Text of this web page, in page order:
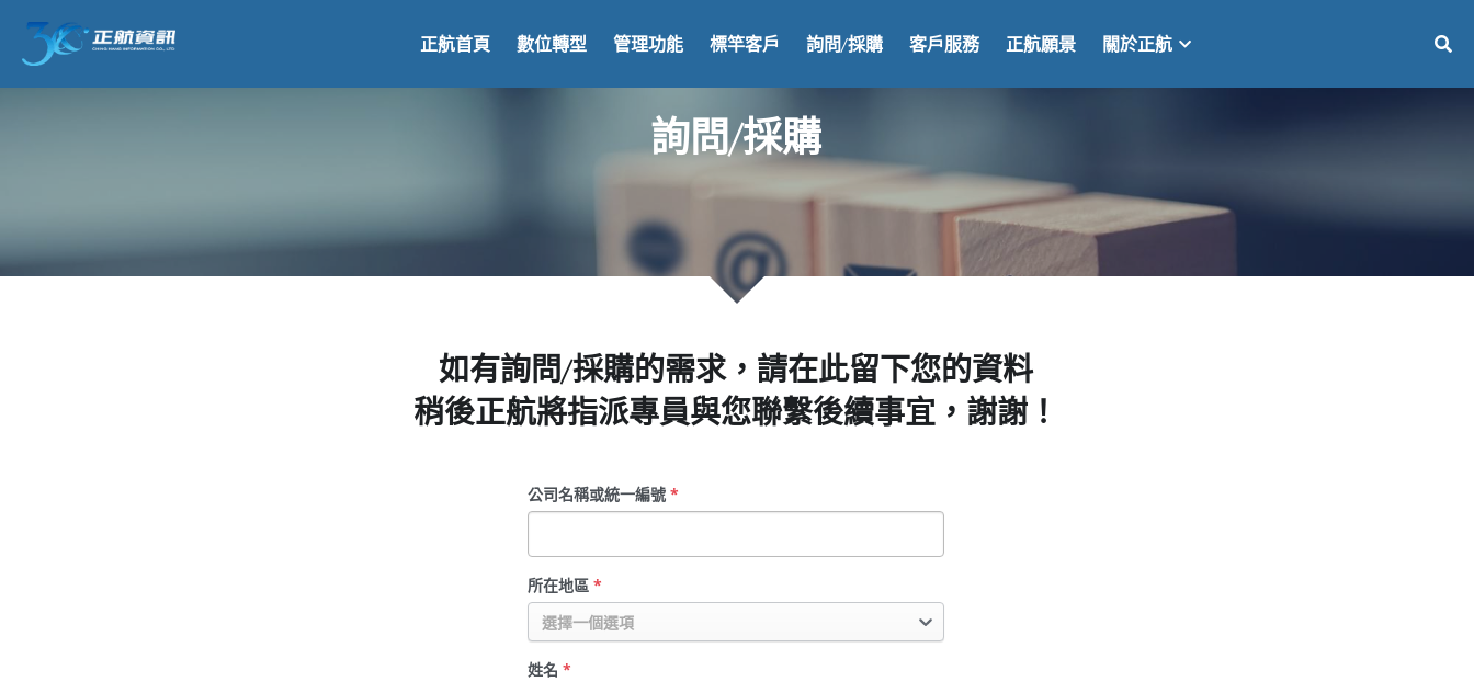
正航首頁 數位轉型 管理功能 標竿客戶 詢問/採購 客戶服務 正航願景 關於正航
詢問/採購
如有詢問/採購的需求，請在此留下您的資料
稍後正航將指派專員與您聯繫後續事宜，謝謝！
公司名稱或統一編號 *
所在地區 *
選擇一個選項
姓名 *